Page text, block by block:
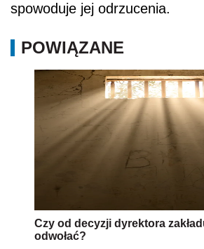
spowoduje jej odrzucenia.
POWIĄZANE
Czy od decyzji dyrektora
odwołać?